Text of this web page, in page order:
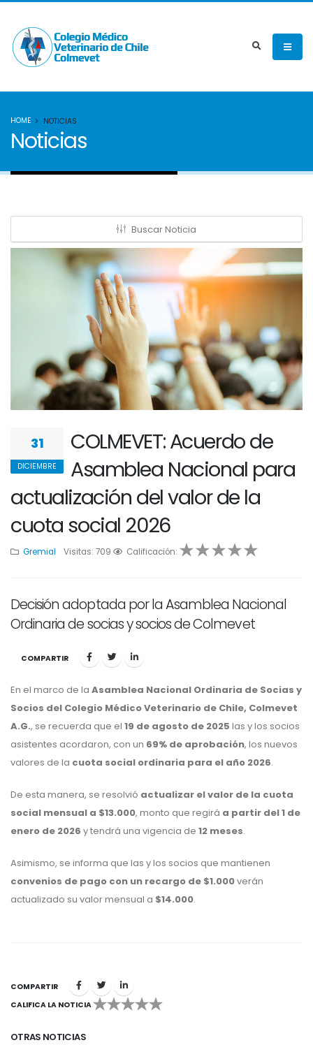
HOME NOTICIAS
Noticias
Buscar Noticia
31
DICIEMBRE
COLMEVET: Acuerdo de
Asamblea Nacional para
actualización del valor de la
cuota social 2026
Gremial Visitas: 709 Calificación:
1 2 3 4 5
Decisión adoptada por la Asamblea Nacional
Ordinaria de socias y socios de Colmevet
COMPARTIR
En el marco de la Asamblea Nacional Ordinaria de Socias y
Socios del Colegio Médico Veterinario de Chile, Colmevet
A.G., se recuerda que el 19 de agosto de 2025 las y los socios
asistentes acordaron, con un 69% de aprobación, los nuevos
valores de la cuota social ordinaria para el año 2026.
De esta manera, se resolvió actualizar el valor de la cuota
social mensual a $13.000, monto que regirá a partir del 1 de
enero de 2026 y tendrá una vigencia de 12 meses.
Asimismo, se informa que las y los socios que mantienen
convenios de pago con un recargo de $1.000verán
actualizado su valor mensual a $14.000.
COMPARTIR
CALIFICA LA NOTICIA
1 2 3 4 5
OTRAS NOTICIAS